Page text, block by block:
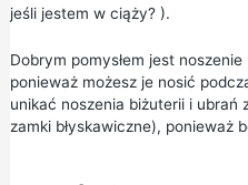
jeśli jestem w ciąży?).
Dobrym pomysłem jest
ponieważ możesz je nosić
unikać noszenia biżuterii i
zamki błyskawiczne), ponieważ